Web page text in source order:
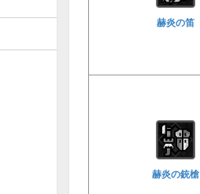
赫炎の笛
赫炎の銃槍